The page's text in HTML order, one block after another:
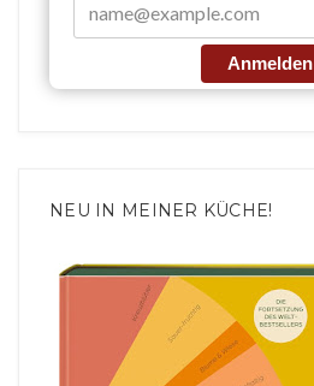
Anmelden
NEU IN MEINER KÜCHE!